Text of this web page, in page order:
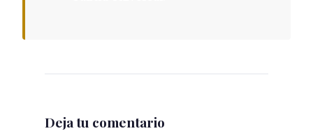
Deja tu comentario